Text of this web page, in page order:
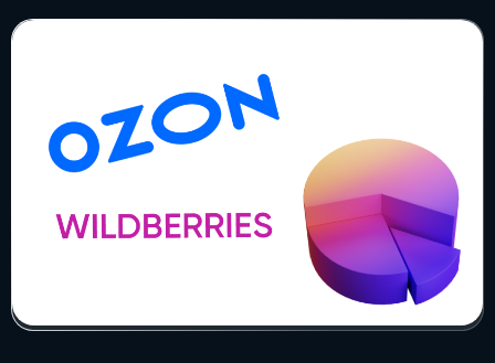
Заполнить
Контакты
8 800 505 34 99